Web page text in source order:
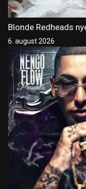
Blonde Redheads
6. august 2026